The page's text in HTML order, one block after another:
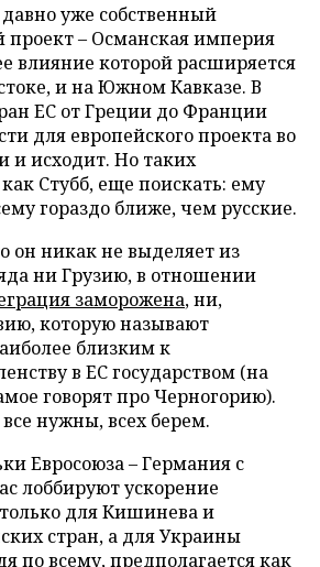
уже собственный
проект – Османская империя
влияние которой расширяется
и на Южном Кавказе. В
ЕС от Греции до Франции
для европейского проекта во
и исходит. Но таких
Стубб, еще поискать: ему
гораздо ближе, чем русские.
он никак не выделяет из
ни Грузию, в отношении
заморожена, ни,
которую называют
близким к
в ЕС государством (на
говорят про Черногорию).
нужны, всех берем.
Евросоюза – Германия с
лоббируют ускорение
для Кишинева и
стран, а для Украины
по всему, предполагается как